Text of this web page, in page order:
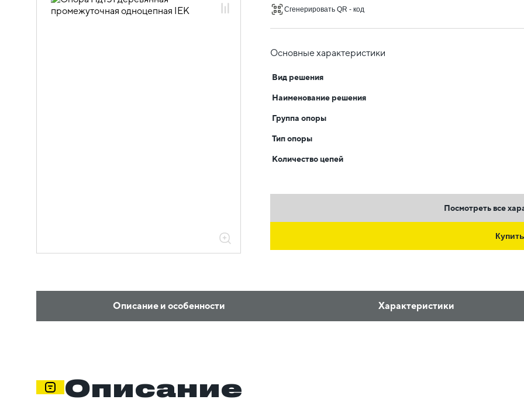
55.02.01.01 Промежуточные
одноцепные
Сгенерировать QR - код
Основные характеристики
Вид решения
Наименование решения
Группа опоры
Тип опоры
Количество цепей
Посмотреть все
Купить
Описание и особенности Характеристики
Описание